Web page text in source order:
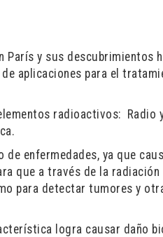
París y sus descubrimientos
aplicaciones para el
radioactivos: Radio
enfermedades, ya que
que a través de la radiación
para detectar tumores y
logra causar daño